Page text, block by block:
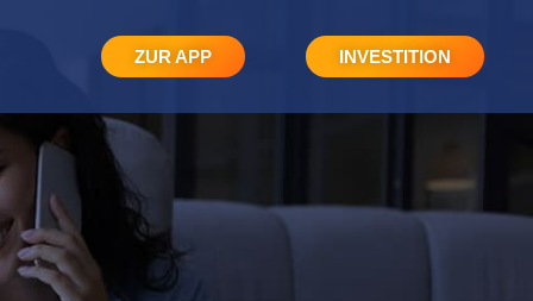
ZUR APP INVESTITION